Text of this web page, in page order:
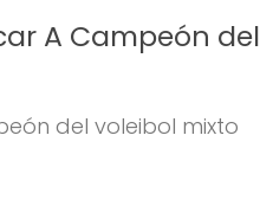
A Campeón del
del voleibol mixto